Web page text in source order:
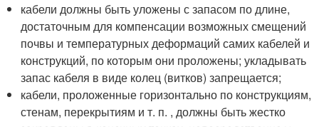
кабели должны быть уложены с запасом по длине,
достаточным для компенсации возможных смещений
почвы и температурных деформаций самих кабелей и
конструкций, по которым они проложены; укладывать
запас кабеля в виде колец (витков) запрещается;
кабели, проложенные горизонтально по конструкциям,
стенам, перекрытиям и т. п. , должны быть жестко